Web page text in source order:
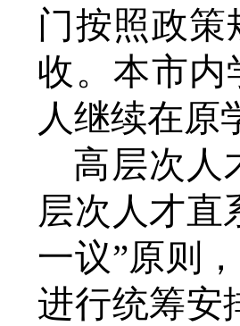
门按照政
收。本市内
人继续在原
高层次人
层次人才直
一议”原则
进行统筹安